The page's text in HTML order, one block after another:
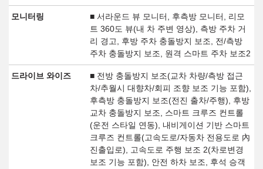
모니터링
■ 서라운드 뷰 모니터, 후측방 모니터, 리모
트 360도 뷰(내 차 주변 영상), 측방 주차 거
리 경고, 후방 주차 충돌방지 보조, 전/측방
주차 충돌방지 보조, 원격 스마트 주차 보조2
드라이브 와이즈
■ 전방 충돌방지 보조(교차 차량/측방 접근
차/추월시 대향차/회피 조향 보조 기능 포함),
후측방 충돌방지 보조(전진 출차/주행), 후방
교차 충돌방지 보조, 스마트 크루즈 컨트롤
(운전 스타일 연동), 내비게이션 기반 스마트
크루즈 컨트롤(고속도로/자동차 전용도로 內
진출입로), 고속도로 주행 보조 2(차로변경
보조 기능 포함), 안전 하차 보조, 후석 승객